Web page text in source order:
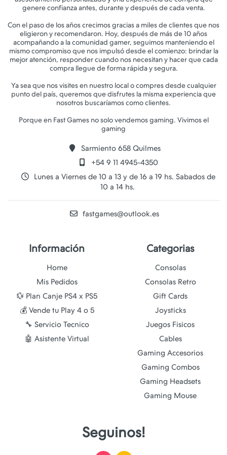
genere confianza antes, durante y después de cada venta.
Con el paso de los años crecimos gracias a miles de clientes que nos
eligieron y recomendaron. Hoy, después de más de 10 años
acompañando a la comunidad gamer, seguimos manteniendo el
mismo compromiso que nos impulsó desde el comienzo: brindar la
mejor atención, responder cuando nos necesitan y hacer que cada
compra llegue de forma rápida y segura.
Ya sea que nos visites en nuestro local o compres desde cualquier
punto del país, queremos que disfrutes la misma experiencia que
nosotros buscaríamos como clientes.
Porque en Fast Games no solo vendemos gaming. Vivimos el
Sarmiento 658 Quilmes
+54 9 11 4945-4350
Lunes a Viernes de 10 a 13 y de 16 a 19 hs. Sabados de
10 a 14 hs.
fastgames@outlook.es
Información
Home
Mis Pedidos
💱 Plan Canje PS4 x PS5
💰 Vende tu Play 4 o 5
🔧 Servicio Tecnico
🤖 Asistente Virtual
Categorias
Consolas
Consolas Retro
Gift Cards
Joysticks
Juegos Fisicos
Cables
Gaming Accesorios
Gaming Combos
Gaming Headsets
Gaming Mouse
Seguinos!